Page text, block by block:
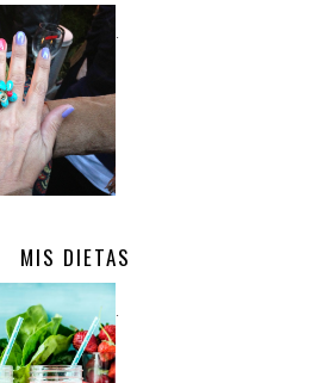
.
MIS DIETAS
.